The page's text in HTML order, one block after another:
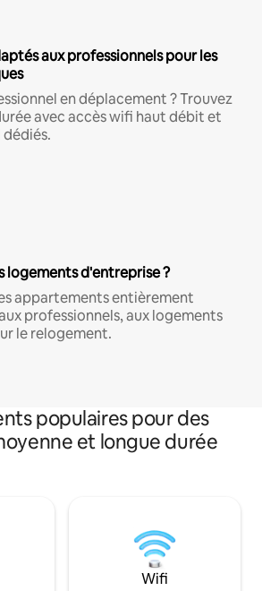
aux professionnels pour les
en déplacement ? Trouvez
avec accès wifi haut débit et
logements d'entreprise ?
appartements entièrement
professionnels, aux logements
le relogement.
populaires pour des
et longue durée
Wifi